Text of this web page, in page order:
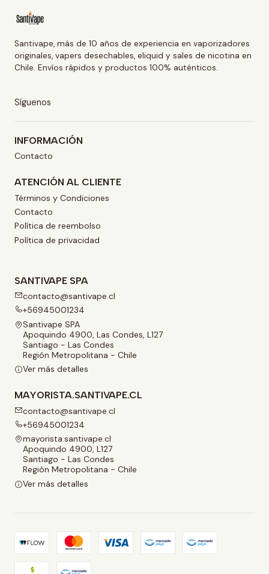
Santivape, más de 10 años de experiencia en vaporizadores
originales, vapers desechables, eliquid y sales de nicotina en
Chile. Envíos rápidos y productos 100% auténticos.
Síguenos
INFORMACIÓN
Contacto
ATENCIÓN AL CLIENTE
Términos y Condiciones
Contacto
Política de reembolso
Política de privacidad
SANTIVAPE SPA
contacto@santivape.cl
+56945001234
Santivape SPA
Apoquindo 4900, Las Condes, L127
Santiago - Las Condes
Región Metropolitana - Chile
Ver más detalles
MAYORISTA.SANTIVAPE.CL
contacto@santivape.cl
+56945001234
mayorista.santivape.cl
Apoquindo 4900, L127
Santiago - Las Condes
Región Metropolitana - Chile
Ver más detalles